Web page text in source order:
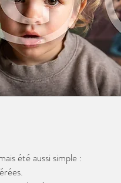
été aussi simple :